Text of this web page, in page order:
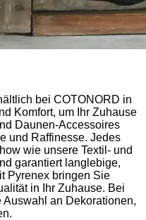
bei COTONORD in
Komfort, um Ihr Zuhause
Daunen-Accessoires
und Raffinesse. Jedes
wie unsere Textil- und
garantiert langlebige,
Pyrenex bringen Sie
in Ihr Zuhause. Bei
an Dekorationen,